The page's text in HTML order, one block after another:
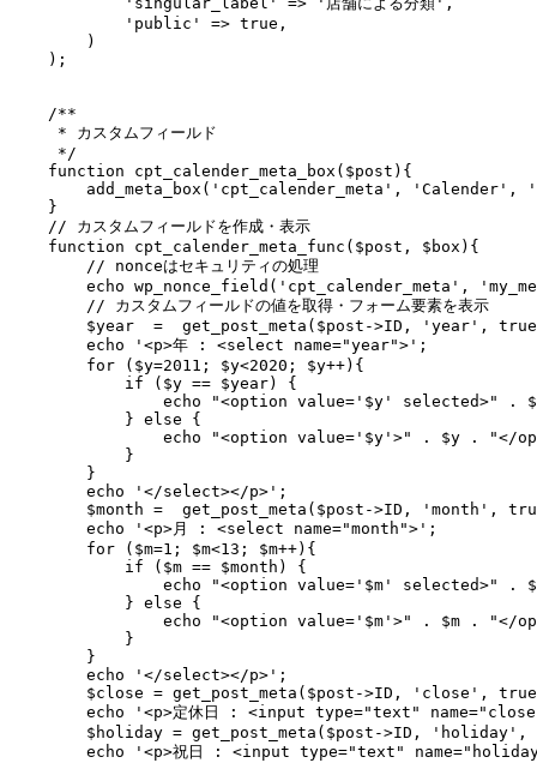
            'public' => true,
        )
    );
    /**
     * カスタムフィールド
     */
    function cpt_calender_meta_box($post){
add_meta_box('cpt_calender_meta', 'Calender',
    }
    // カスタムフィールドを作成・表示
    function cpt_calender_meta_func($post, $box){
        // nonceはセキュリティの処理
echo wp_nonce_field('cpt_calender_meta',
        // カスタムフィールドの値を取得・フォーム要素を表示
$year  =  get_post_meta($post->ID, 'year',
        echo '<p>年 : <select name="year">';
        for ($y=2011; $y<2020; $y++){
            if ($y == $year) {
echo "<option value='$y' selected>" .
            } else {
echo "<option value='$y'>" . $y . "</
            }
        }
        echo '</select></p>';
$month =  get_post_meta($post->ID, 'month',
        echo '<p>月 : <select name="month">';
        for ($m=1; $m<13; $m++){
            if ($m == $month) {
echo "<option value='$m' selected>" .
            } else {
echo "<option value='$m'>" . $m . "</
            }
        }
        echo '</select></p>';
$close = get_post_meta($post->ID, 'close',
echo '<p>定休日 : <input type="text"
$holiday = get_post_meta($post->ID, 'holiday',
echo '<p>祝日 : <input type="text"